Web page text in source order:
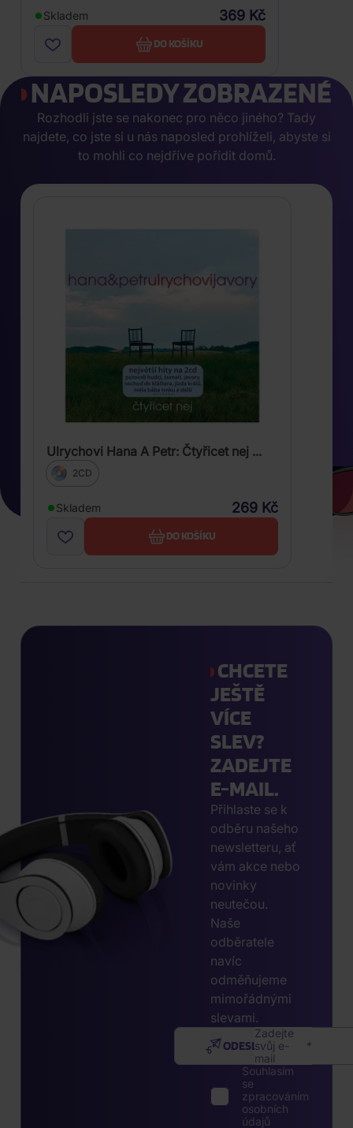
Skladem 369 Kč
DO KOŠÍKU
NAPOSLEDY ZOBRAZENÉ
Rozhodli jste se nakonec pro něco jiného? Tady
najdete, co jste si u nás naposled prohlíželi, abyste si
to mohli co nejdříve pořídit domů.
Ulrychovi Hana A Petr: Čtyřicet nej ...
2CD
Skladem 269 Kč
DO KOŠÍKU
CHCETE
JEŠTĚ
VÍCE
SLEV?
ZADEJTE
E-MAIL.
Přihlaste se k
odběru našeho
newsletteru, ať
vám akce nebo
novinky
neutečou.
Naše
odběratele
navíc
odměňujeme
mimořádnými
slevami.
Zadejte
svůj e-
mail
ODESLAT
Souhlasím
se
zpracováním
osobních
údajů